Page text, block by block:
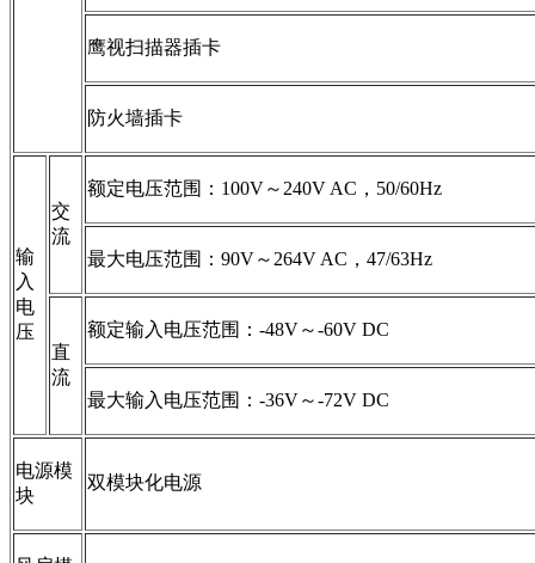
鹰视扫描器插卡
防火墙插卡
输
入
电
压
交
流
额定电压范围：100V～240V AC，50/60Hz
最大电压范围：90V～264V AC，47/63Hz
直
流
额定输入电压范围：-48V～-60V DC
最大输入电压范围：-36V～-72V DC
电源模
块
双模块化电源